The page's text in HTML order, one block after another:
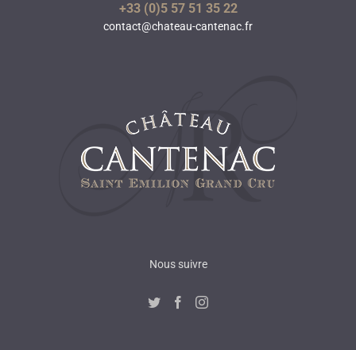
+33 (0)5 57 51 35 22
contact@chateau-cantenac.fr
Nous suivre